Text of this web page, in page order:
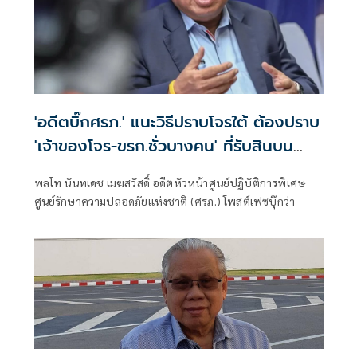
'อดีตบิ๊กศรภ.' แนะวิธีปราบโจรใต้ ต้องปราบ
'เจ้าของโจร-ขรก.ชั่วบางคน' ที่รับสินบน
พลโท นันทเดช เมฆสวัสดิ์ อดีตหัวหน้าศูนย์ปฏิบัติการพิเศษ
ศูนย์รักษาความปลอดภัยแห่งชาติ (ศรภ.) โพสต์เฟซบุ๊กว่า